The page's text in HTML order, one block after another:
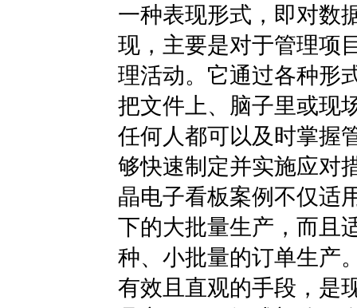
一种表现形式，即对数
现，主要是对于管理项
理活动。它通过各种形
把文件上、脑子里或现
任何人都可以及时掌握
够快速制定并实施应对
晶电子看板案例不仅适
下的大批量生产，而且
种、小批量的订单生产
有效且直观的手段，是